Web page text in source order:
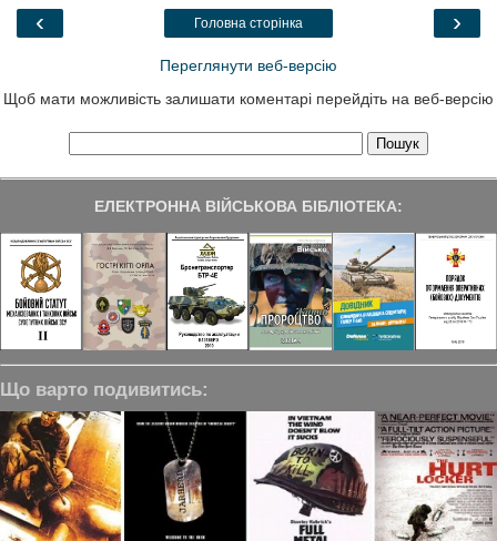
o
a
‹ ›
Головна сторінка
Переглянути веб-версію
Щоб мати можливість залишати коментарі перейдіть на веб-версію
ЕЛЕКТРОННА ВІЙСЬКОВА БІБЛІОТЕКА:
Що варто подивитись: